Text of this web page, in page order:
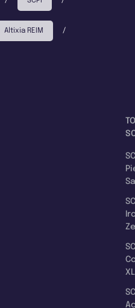
Altixia REIM /
XL